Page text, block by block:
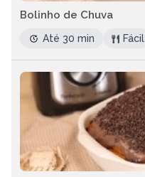
Bolinho de Chuva
Até 30 min Fácil